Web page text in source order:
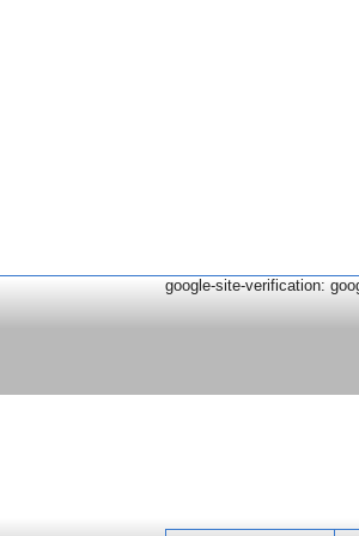
google-site-verification: